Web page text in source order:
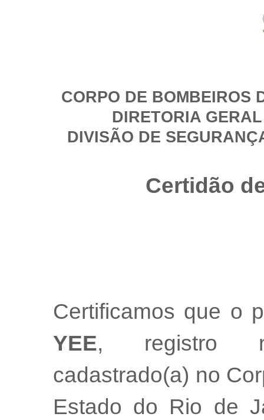
CORPO DE BOMBEIROS
DIRETORIA
DIVISÃO DE
Certidão
Certificamos que o
YEE,
cadastrado(a) no
Estado do Rio de